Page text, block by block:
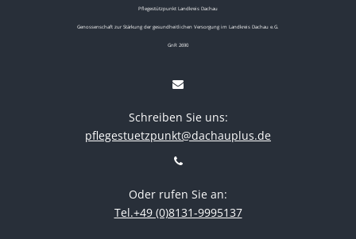
Pflegestützpunkt Landkreis Dachau
Genossenschaft zur Stärkung der gesundheitlichen Versorgung im Landkreis Dachau e.G.
GnR 2690
Schreiben Sie uns:
pflegestuetzpunkt@dachauplus.de
Oder rufen Sie an:
Tel.+49 (0)8131-9995137